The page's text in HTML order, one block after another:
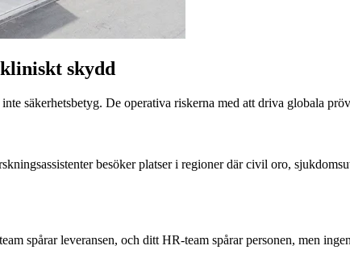
skydd
säkerhetsbetyg. De operativa riskerna med att driva globala
besöker platser i regioner där civil oro,
spårar leveransen, och ditt HR-team spårar personen, men